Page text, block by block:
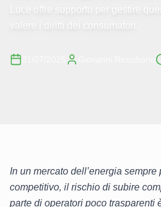
Luce offre supporto per gestire
valere i diritti dei consumatori.
In un mercato dell’energia
competitivo, il rischio di subire
parte di operatori poco trasparenti